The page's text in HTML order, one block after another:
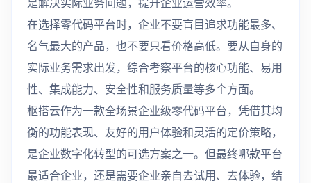
是解决实际业务问题，提升企业运营效率。
在选择零代码平台时，企业不要盲目追求功能最多、
名气最大的产品，也不要只看价格高低。要从自身的
实际业务需求出发，综合考察平台的核心功能、易用
性、集成能力、安全性和服务质量等多个方面。
枢搭云作为一款全场景企业级零代码平台，凭借其均
衡的功能表现、友好的用户体验和灵活的定价策略，
是企业数字化转型的可选方案之一。但最终哪款平台
最适合企业，还是需要企业亲自去试用、去体验，结